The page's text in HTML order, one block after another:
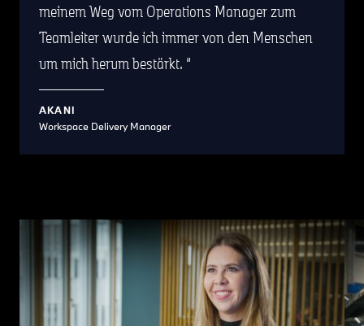
meinem Weg vom Operations Manager zum
Teamleiter wurde ich immer von den Menschen
um mich herum bestärkt.
AKANI
Workspace Delivery Manager